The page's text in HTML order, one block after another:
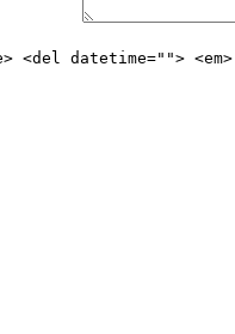
datetime="">